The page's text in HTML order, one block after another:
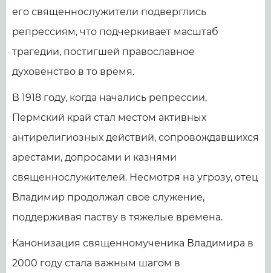
его священнослужители подверглись
репрессиям, что подчеркивает масштаб
трагедии, постигшей православное
духовенство в то время.
В 1918 году, когда начались репрессии,
Пермский край стал местом активных
антирелигиозных действий, сопровождавшихся
арестами, допросами и казнями
священнослужителей. Несмотря на угрозу, отец
Владимир продолжал свое служение,
поддерживая паству в тяжелые времена.
Канонизация священномученика Владимира в
2000 году стала важным шагом в